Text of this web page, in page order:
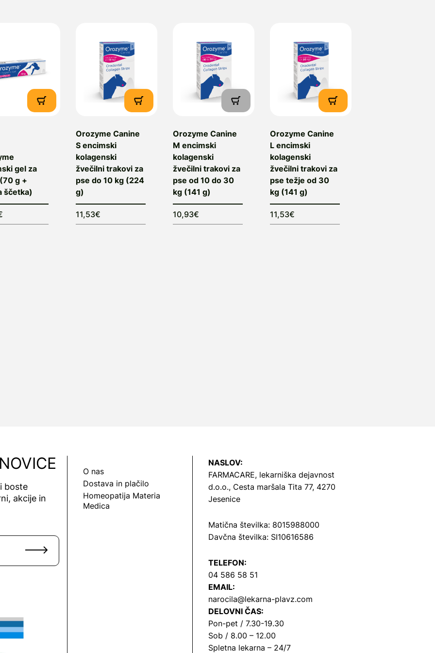
gel za
g +
ščetka)
Orozyme Canine
S encimski
kolagenski
žvečilni trakovi za
pse do 10 kg (224
g)
11,53€
Orozyme Canine
M encimski
kolagenski
žvečilni trakovi za
pse od 10 do 30
kg (141 g)
10,93€
Orozyme Canine
L encimski
kolagenski
žvečilni trakovi za
pse težje od 30
kg (141 g)
11,53€
boste
akcije in
O nas
Dostava in plačilo
Homeopatija Materia
Medica
NASLOV:
FARMACARE, lekarniška dejavnost
d.o.o., Cesta maršala Tita 77, 4270
Jesenice
Matična številka: 8015988000
Davčna številka: SI10616586
TELEFON:
04 586 58 51
EMAIL:
narocila@lekarna-plavz.com
DELOVNI ČAS:
Pon-pet / 7.30-19.30
Sob / 8.00 – 12.00
Spletna lekarna – 24/7